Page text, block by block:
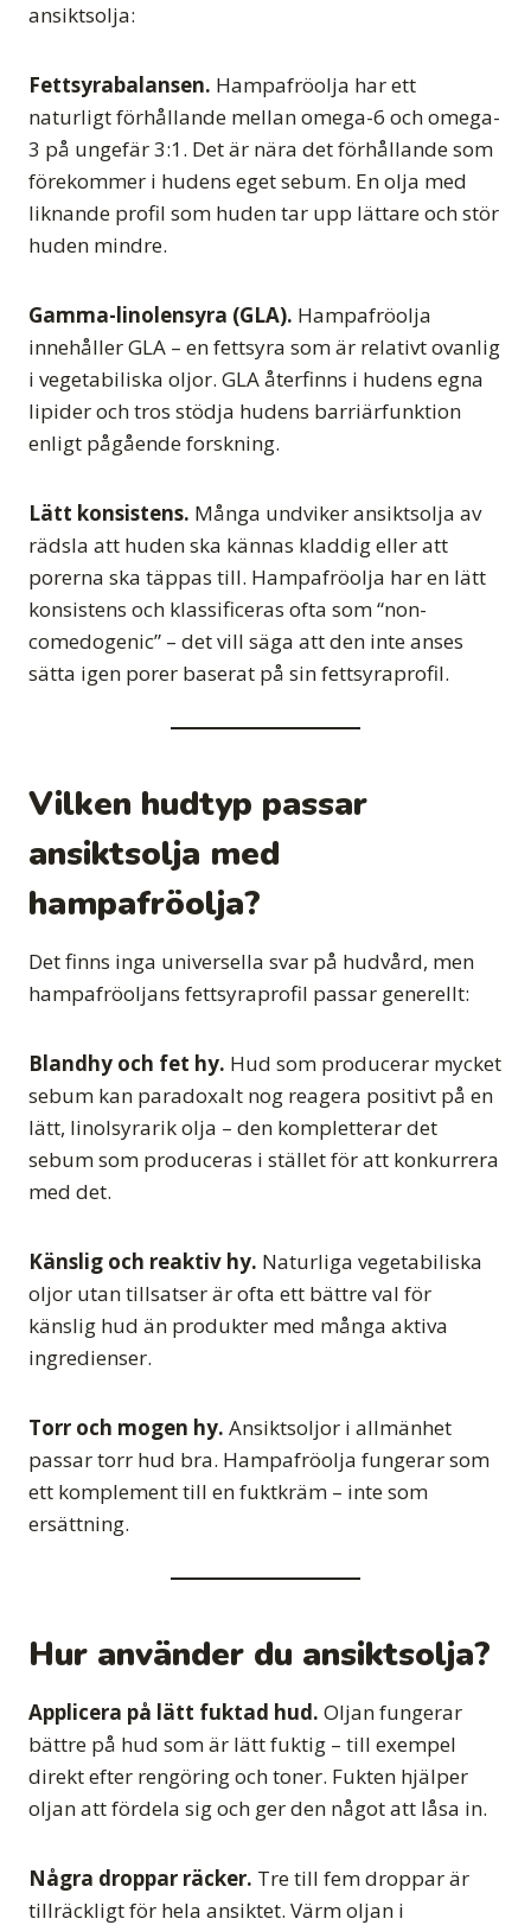
ansiktsolja:
Fettsyrabalansen. Hampafröolja har ett
naturligt förhållande mellan omega-6 och omega-
3 på ungefär 3:1. Det är nära det förhållande som
förekommer i hudens eget sebum. En olja med
liknande profil som huden tar upp lättare och stör
huden mindre.
Gamma-linolensyra (GLA). Hampafröolja
innehåller GLA – en fettsyra som är relativt ovanlig
i vegetabiliska oljor. GLA återfinns i hudens egna
lipider och tros stödja hudens barriärfunktion
enligt pågående forskning.
Lätt konsistens. Många undviker ansiktsolja av
rädsla att huden ska kännas kladdig eller att
porerna ska täppas till. Hampafröolja har en lätt
konsistens och klassificeras ofta som non-
comedogenic – det vill säga att den inte anses
sätta igen porer baserat på sin fettsyraprofil.
Vilken hudtyp passar
ansiktsolja med
hampafröolja?
Det finns inga universella svar på hudvård, men
hampafröoljans fettsyraprofil passar generellt:
Blandhy och fet hy. Hud som producerar mycket
sebum kan paradoxalt nog reagera positivt på en
lätt, linolsyrarik olja – den kompletterar det
sebum som produceras i stället för att konkurrera
med det.
Känslig och reaktiv hy. Naturliga vegetabiliska
oljor utan tillsatser är ofta ett bättre val för
känslig hud än produkter med många aktiva
ingredienser.
Torr och mogen hy. Ansiktsoljor i allmänhet
passar torr hud bra. Hampafröolja fungerar som
ett komplement till en fuktkräm – inte som
ersättning.
Hur använder du ansiktsolja?
Applicera på lätt fuktad hud. Oljan fungerar
bättre på hud som är lätt fuktig – till exempel
direkt efter rengöring och toner. Fukten hjälper
oljan att fördela sig och ger den något att låsa in.
Några droppar räcker. Tre till fem droppar är
tillräckligt för hela ansiktet. Värm oljan i